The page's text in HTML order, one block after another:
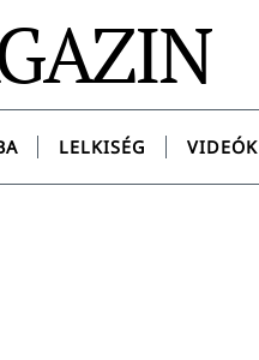
LELKISÉG VIDEÓK